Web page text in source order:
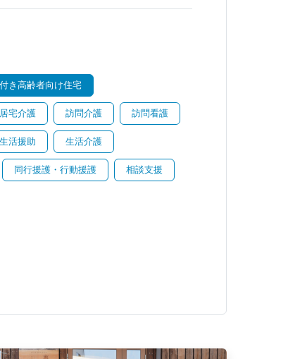
き高齢者向け住宅
宅介護 訪問介護 訪問看護
活援助 生活介護
同行援護・行動援護 相談支援